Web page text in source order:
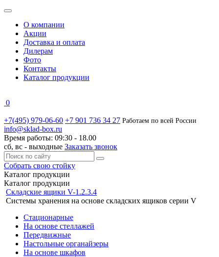
О компании
Акции
Доставка и оплата
Дилерам
Фото
Контакты
Каталог продукции
0
+7(495) 979-06-60 +7 901 736 34 27 Работаем по всей России
info@sklad-box.ru
Время работы: 09:30 - 18.00
сб, вс - выходные Заказать звонок
Собрать свою стойку
Каталог продукции
Каталог продукции
Складские ящики V-1.2.3.4
Системы хранения на основе складских ящиков серии V
Стационарные
На основе стеллажей
Передвижные
Настольные органайзеры
На основе шкафов